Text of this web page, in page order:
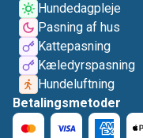
Hundedagpleje
Pasning af hus
Kattepasning
Kæledyrspasning
Hundeluftning
Betalingsmetoder